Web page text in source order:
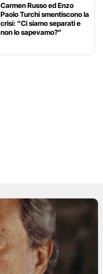
Carmen Russo ed Enzo
Paolo Turchi smentiscono la
crisi: “Ci siamo separati e
non lo sapevamo?”